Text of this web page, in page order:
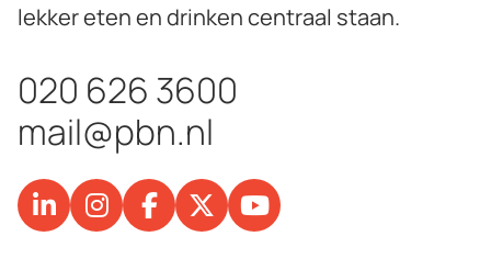
lekker eten en drinken centraal staan.
020 626 3600
mail@pbn.nl